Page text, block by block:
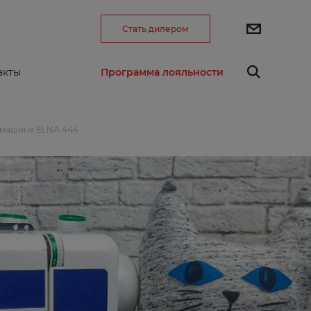
Стать дилером
Программа лояльности
ELNA 444